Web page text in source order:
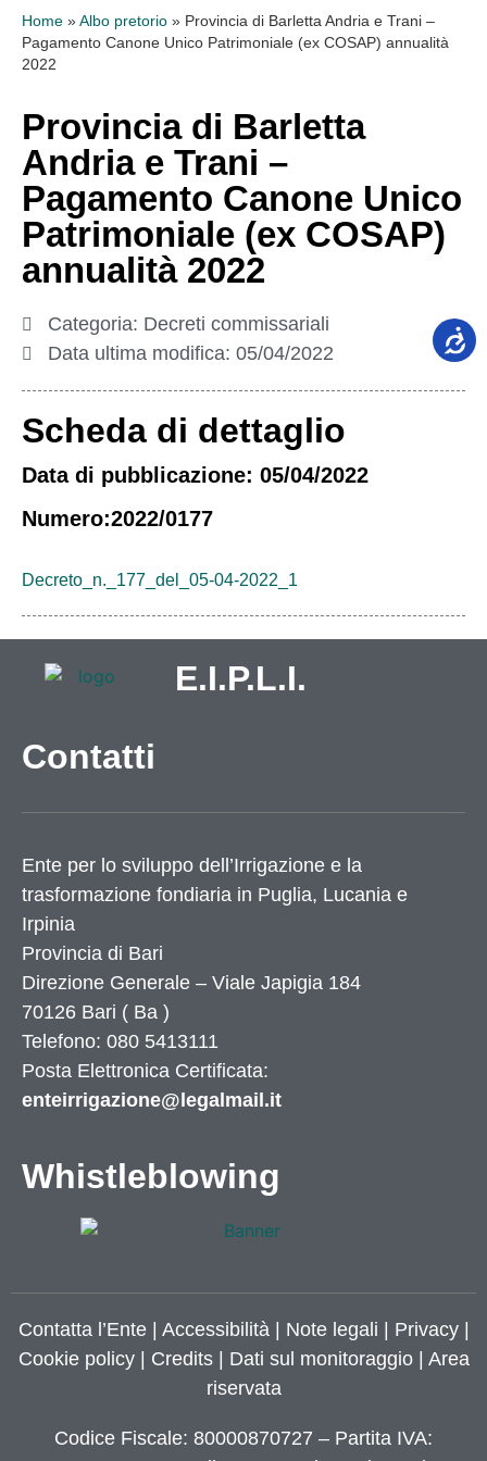
Home » Albo pretorio » Provincia di Barletta Andria e Trani –
Pagamento Canone Unico Patrimoniale (ex COSAP) annualità
2022
Provincia di Barletta
Andria e Trani –
Pagamento Canone Unico
Patrimoniale (ex COSAP)
annualità 2022
Categoria: Decreti commissariali
Data ultima modifica: 05/04/2022
Scheda di dettaglio
Data di pubblicazione: 05/04/2022
Numero:2022/0177
Decreto_n._177_del_05-04-2022_1
E.I.P.L.I.
Contatti
Ente per lo sviluppo dell’Irrigazione e la
trasformazione fondiaria in Puglia, Lucania e
Irpinia
Provincia di Bari
Direzione Generale – Viale Japigia 184
70126 Bari ( Ba )
Telefono: 080 5413111
Posta Elettronica Certificata:
enteirrigazione@legalmail.it
Whistleblowing
Contatta l’Ente| Accessibilità | Note legali | Privacy|
Cookie policy| Credits| Dati sul monitoraggio | Area
riservata
Codice Fiscale: 80000870727 – Partita IVA: